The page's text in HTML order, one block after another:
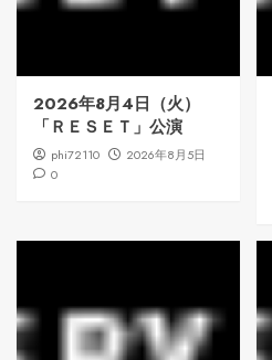
2026年8月4日（火）
「ＲＥＳＥＴ」公演
phi72110
2026年8月5日
0